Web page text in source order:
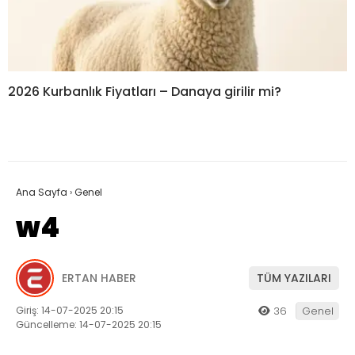
2026 Kurbanlık Fiyatları – Danaya girilir mi?
Ana Sayfa ›Genel
w4
ERTAN HABER TÜM YAZILARI
Giriş: 14-07-2025 20:15
Güncelleme: 14-07-2025 20:15
36 Genel